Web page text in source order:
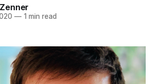
—1 min read